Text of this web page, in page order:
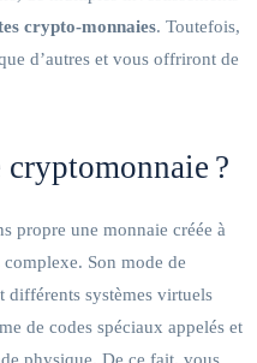
crypto-monnaies. Toutefois,
d’autres et vous offriront de
cryptomonnaie ?
propre une monnaie créée à
Son mode de
différents systèmes virtuels
de codes spéciaux appelés et
physique. De ce fait, vous